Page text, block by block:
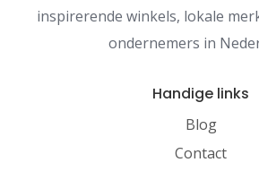
inspirerende winkels, lokale
ondernemers in
Handige links
Blog
Contact